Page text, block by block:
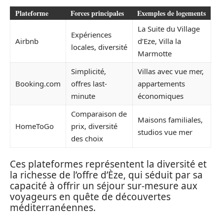
Plateforme Forces principales Exemples de logements
Airbnb
Expériences
locales, diversité
La Suite du Village
d’Eze, Villa la
Marmotte
Booking.com
Simplicité,
offres last-
minute
Villas avec vue mer,
appartements
économiques
HomeToGo
Comparaison de
prix, diversité
des choix
Maisons familiales,
studios vue mer
Ces plateformes représentent la diversité et
la richesse de l’offre d’Èze, qui séduit par sa
capacité à offrir un séjour sur-mesure aux
voyageurs en quête de découvertes
méditerranéennes.